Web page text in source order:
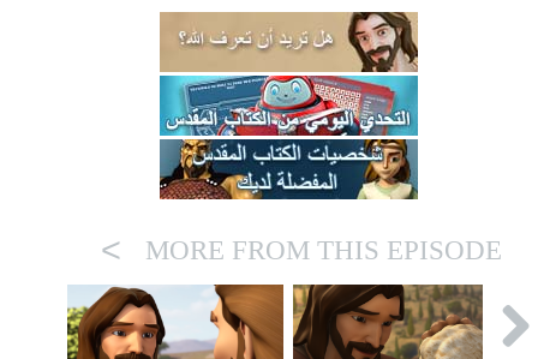
MORE FROM THIS EPISODE
>